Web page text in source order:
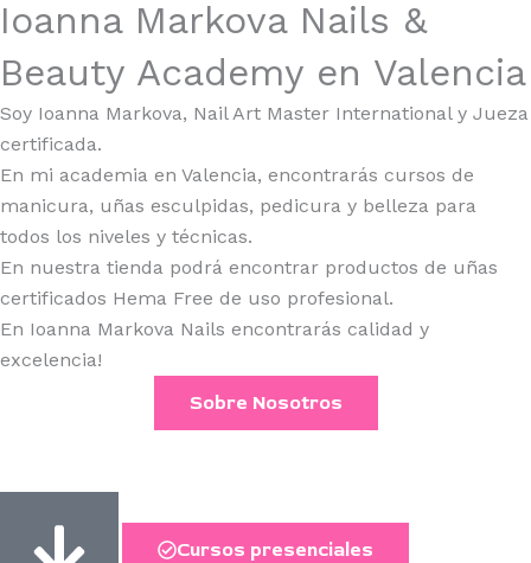
Ioanna Markova Nails &
Beauty Academy en Valencia
Soy Ioanna Markova, Nail Art Master International y Jueza
certificada.
En mi academia en Valencia, encontrarás cursos de
manicura, uñas esculpidas, pedicura y belleza para
todos los niveles y técnicas.
En nuestra tienda podrá encontrar productos de uñas
certificados Hema Free de uso profesional.
En Ioanna Markova Nails encontrarás calidad y
excelencia!
Sobre Nosotros
Cursos presenciales